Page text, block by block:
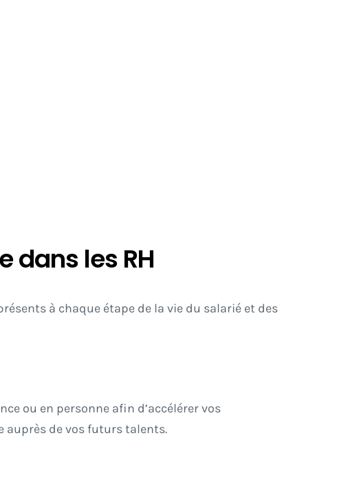
dans les RH
à chaque étape de la vie du salarié et des
ou en personne afin d’accélérer vos
auprès de vos futurs talents.